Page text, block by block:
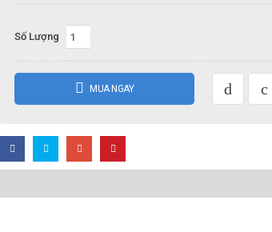
Số Lượng
MUA NGAY